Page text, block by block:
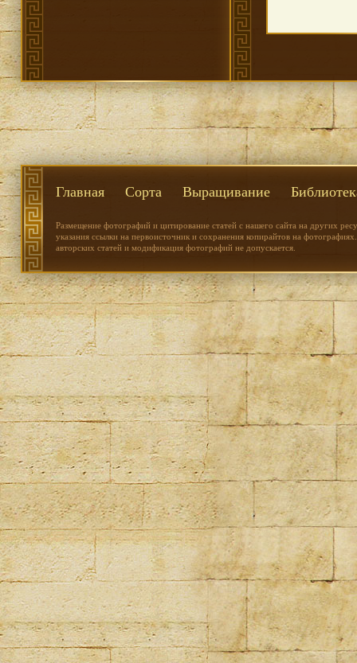
Главная Сорта Выращивание
Размещение фотографий и цитирование статей с нашего сайта на других
указания ссылки на первоисточник и сохранения копирайтов на
авторских статей и модификация фотографий не допускается.